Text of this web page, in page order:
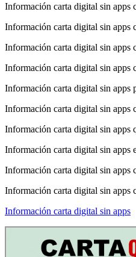
Información carta digital sin apps
Información carta digital sin apps
Información carta digital sin apps
Información carta digital sin apps
Información carta digital sin apps
Información carta digital sin apps
Información carta digital sin apps
Información carta digital sin apps
Información carta digital sin apps
Información carta digital sin apps
Información carta digital sin apps